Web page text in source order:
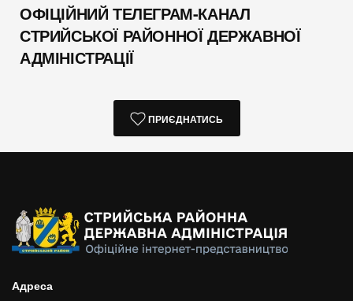
ОФІЦІЙНИЙ ТЕЛЕГРАМ-КАНАЛ
СТРИЙСЬКОЇ РАЙОННОЇ ДЕРЖАВНОЇ
АДМІНІСТРАЦІЇ
ПРИЄДНАТИСЬ
Адреса